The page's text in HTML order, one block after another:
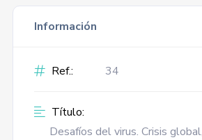
Información
Ref.: 34
Título:
Desafíos del virus. Crisis